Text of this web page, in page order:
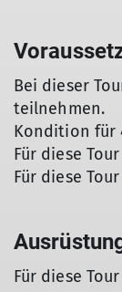
Bei dieser
teilnehmen.
Kondition für
Für diese
Für diese
Für diese